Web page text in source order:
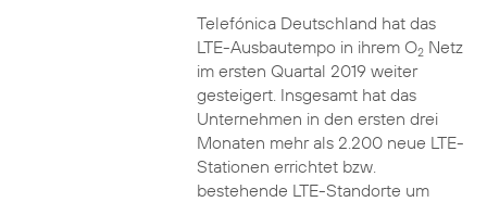
Telefónica Deutschland hat das
LTE-Ausbautempo in ihrem O2Netz
im ersten Quartal 2019 weiter
gesteigert. Insgesamt hat das
Unternehmen in den ersten drei
Monaten mehr als 2.200 neue LTE-
Stationen errichtet bzw.
bestehende LTE-Standorte um